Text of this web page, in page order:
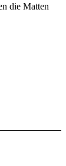
die Matten